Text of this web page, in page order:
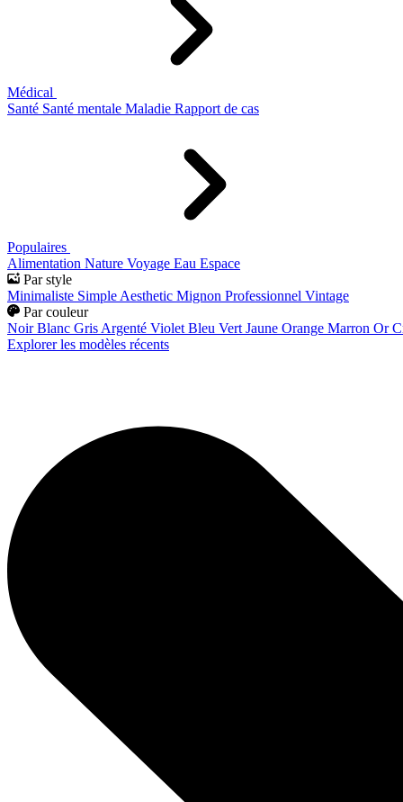
Médical
Santé Santé mentale Maladie Rapport de cas
Populaires
Alimentation Nature Voyage Eau Espace
Par style
Minimaliste Simple Aesthetic Mignon Professionnel Vintage
Par couleur
Noir Blanc Gris Argenté Violet Bleu Vert Jaune Orange Marron Or
Explorer les modèles récents